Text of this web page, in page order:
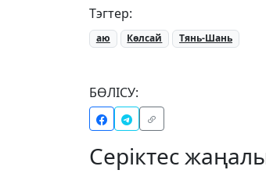
Тэгтер:
аю Көлсай Тянь-Шань
БӨЛІСУ:
Серіктес